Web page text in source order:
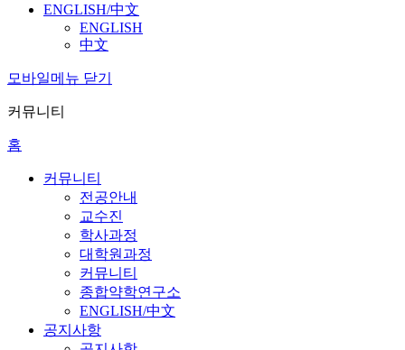
ENGLISH/中文
ENGLISH
中文
모바일메뉴 닫기
커뮤니티
홈
커뮤니티
전공안내
교수진
학사과정
대학원과정
커뮤니티
종합약학연구소
ENGLISH/中文
공지사항